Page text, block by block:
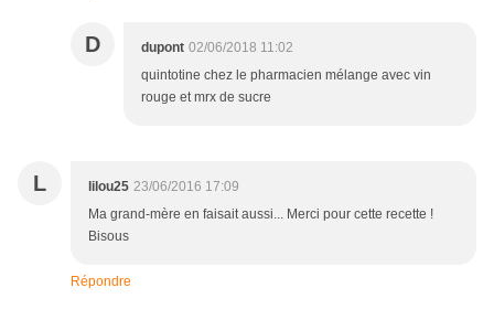
D dupont 02/06/2018 11:02
quintotine chez le pharmacien mélange avec vin
rouge et mrx de sucre
L lilou25 23/06/2016 17:09
Ma grand-mère en faisait aussi... Merci pour cette recette !
Bisous
Répondre